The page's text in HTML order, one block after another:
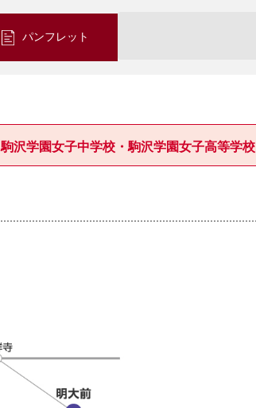
パンフレット
駒沢学園女子中学校・駒沢学園女子高等学校